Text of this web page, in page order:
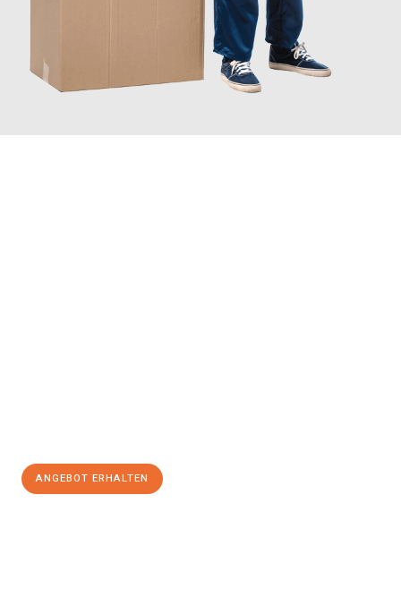
ANGEBOT ERHALTEN